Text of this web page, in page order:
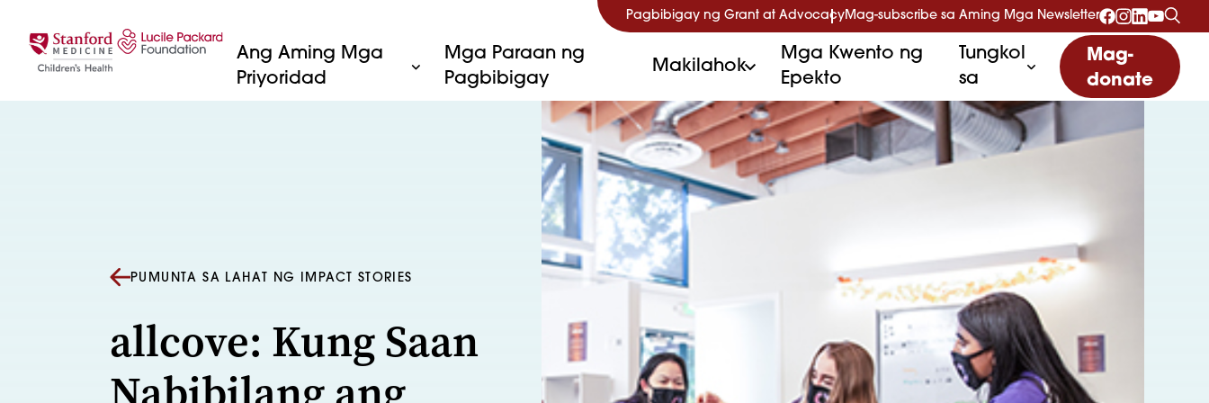
Pagbibigay ng Grant at AdvocacyMag-subscribe sa Aming Mga Newsletter
Ang Aming Mga
Priyoridad
Mga Paraan ng
Pagbibigay
Makilahok
Mga Kwento ng
Epekto
Tungkol
sa
Mag-
donate
PUMUNTA SA LAHAT NG IMPACT STORIES
allcove: Kung Saan